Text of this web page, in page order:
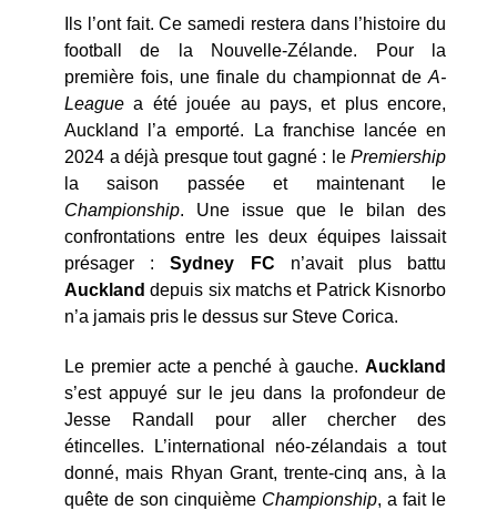
Ils l’ont fait. Ce samedi restera dans l’histoire du
football de la Nouvelle-Zélande. Pour la
première fois, une finale du championnat de A-
Leaguea été jouée au pays, et plus encore,
Auckland l’a emporté. La franchise lancée en
2024 a déjà presque tout gagné : le Premiership
la saison passée et maintenant le
Championship. Une issue que le bilan des
confrontations entre les deux équipes laissait
présager :Sydney FC n’avait plus battu
Auckland depuis six matchs et Patrick Kisnorbo
n’a jamais pris le dessus sur Steve Corica.
Le premier acte a penché à gauche. Auckland
s’est appuyé sur le jeu dans la profondeur de
Jesse Randall pour aller chercher des
étincelles. L’international néo-zélandais a tout
donné, mais Rhyan Grant, trente-cinq ans, à la
quête de son cinquième Championship, a fait le